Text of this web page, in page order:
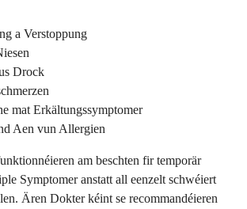
a Verstoppung
Drock
mat Erkältungssymptomer
Aen vun Allergien
am beschten fir temporär
Symptomer anstatt all eenzelt schwéiert
Ären Dokter kéint se recommandéieren